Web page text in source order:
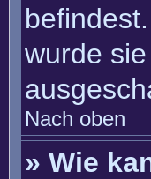
wurde
Nach oben
» Wie